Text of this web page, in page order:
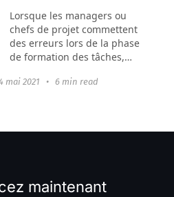
Lorsque les managers ou
chefs de projet commettent
des erreurs lors de la phase
de formation des tâches,
irréversible commence :
mai 2021 • 6 min read
maintenant